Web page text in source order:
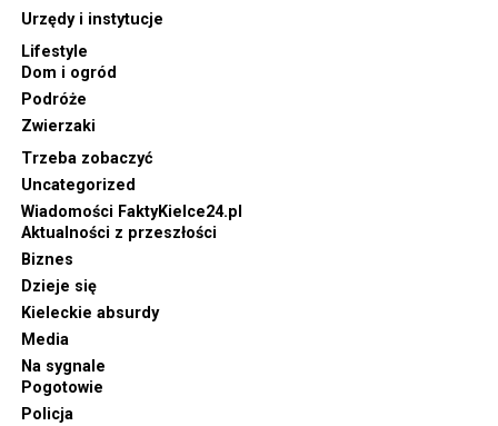
Urzędy i instytucje
Lifestyle
Dom i ogród
Podróże
Zwierzaki
Trzeba zobaczyć
Uncategorized
Wiadomości FaktyKielce24.pl
Aktualności z przeszłości
Biznes
Dzieje się
Kieleckie absurdy
Media
Na sygnale
Pogotowie
Policja